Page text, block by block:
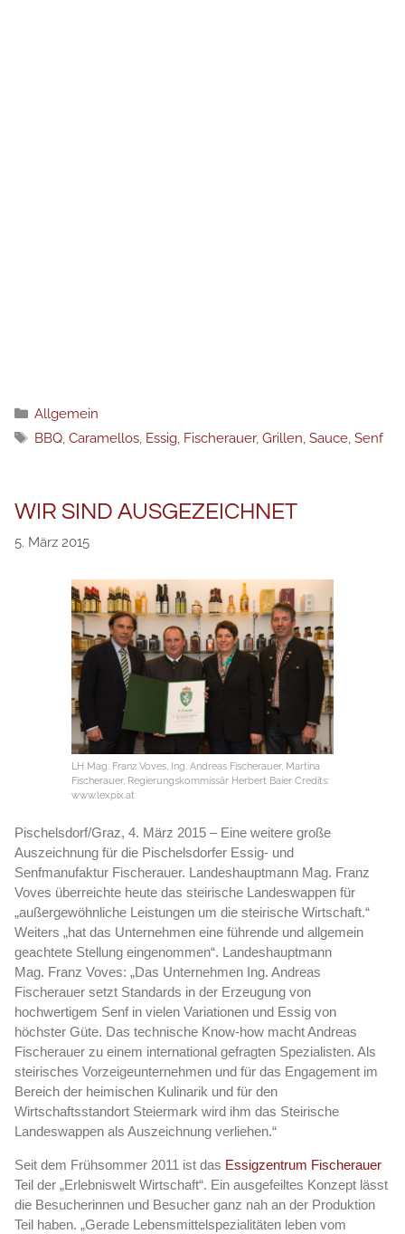
Kategorien
Allgemein
Schlagwörter
BBQ, Caramellos, Essig, Fischerauer, Grillen, Sauce, Senf
WIR SIND AUSGEZEICHNET
5. März 2015
LH Mag. Franz Voves, Ing. Andreas Fischerauer, Martina
Fischerauer, Regierungskommissär Herbert Baier Credits:
www.lexpix.at
Pischelsdorf/Graz, 4. März 2015 – Eine weitere große
Auszeichnung für die Pischelsdorfer Essig- und
Senfmanufaktur Fischerauer. Landeshauptmann Mag. Franz
Voves überreichte heute das steirische Landeswappen für
„außergewöhnliche Leistungen um die steirische Wirtschaft.“
Weiters „hat das Unternehmen eine führende und allgemein
geachtete Stellung eingenommen“. Landeshauptmann
Mag. Franz Voves: „Das Unternehmen Ing. Andreas
Fischerauer setzt Standards in der Erzeugung von
hochwertigem Senf in vielen Variationen und Essig von
höchster Güte. Das technische Know-how macht Andreas
Fischerauer zu einem international gefragten Spezialisten. Als
steirisches Vorzeigeunternehmen und für das Engagement im
Bereich der heimischen Kulinarik und für den
Wirtschaftsstandort Steiermark wird ihm das Steirische
Landeswappen als Auszeichnung verliehen.“
Seit dem Frühsommer 2011 ist das Essigzentrum Fischerauer
Teil der „Erlebniswelt Wirtschaft“. Ein ausgefeiltes Konzept lässt
die Besucherinnen und Besucher ganz nah an der Produktion
Teil haben. „Gerade Lebensmittelspezialitäten leben vom